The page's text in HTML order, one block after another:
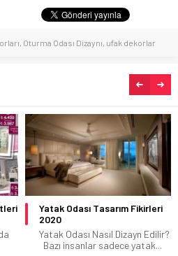
Oturma Odası Dizaynı ufak dekorlar
Türkiye’nin En İyi Yatak
Markaları
Türkiye’de yatak sektörü
oldukça büyük bir pazarı